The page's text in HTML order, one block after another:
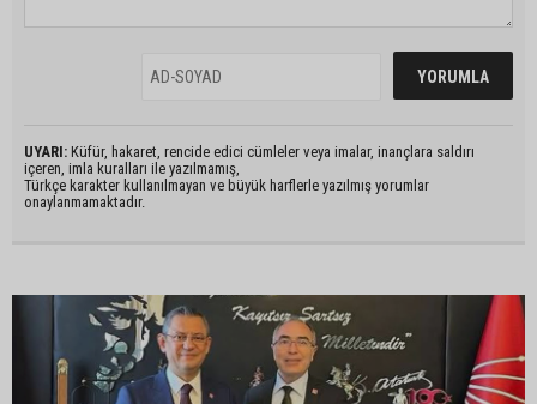
UYARI: Küfür, hakaret, rencide edici cümleler veya imalar, inançlara saldırı
içeren, imla kuralları ile yazılmamış,
Türkçe karakter kullanılmayan ve büyük harflerle yazılmış yorumlar
onaylanmamaktadır.